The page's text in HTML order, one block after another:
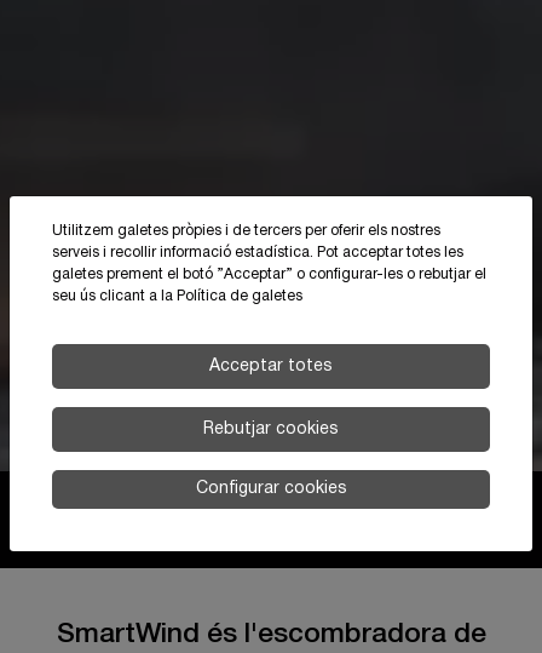
Formulari
SmartWind és l'escombradora de
Utilitzem galetes pròpies i de tercers per oferir els nostres
serveis i recollir informació estadística. Pot acceptar totes les
galetes prement el botó ”Acceptar” o configurar-les o rebutjar el
seu ús clicant a la Política de galetes
Acceptar totes
Rebutjar cookies
Configurar cookies